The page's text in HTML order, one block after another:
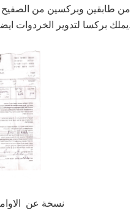
من طابقين وبركسين من الصفيح
يملك بركسا لتدوير الخردوات ايضا وثالثا المواطن سفيان ابو جحيشة الذي يملك بركسا اخر.
نسخة عن